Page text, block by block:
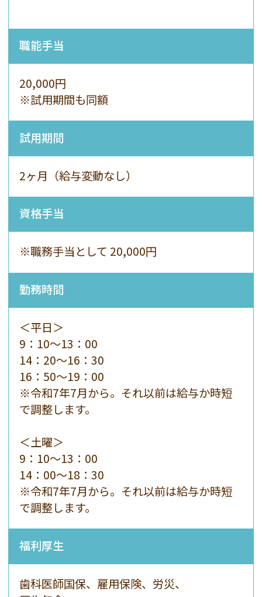
職能手当
20,000円
※試用期間も同額
試用期間
2ヶ月（給与変動なし）
資格手当
※職務手当として 20,000円
勤務時間
＜平日＞
9：10～13：00
14：20～16：30
16：50～19：00
※令和7年7月から。それ以前は給与か時短
で調整します。
＜土曜＞
9：10～13：00
14：00〜18：30
※令和7年7月から。それ以前は給与か時短
で調整します。
福利厚生
歯科医師国保、雇用保険、労災、